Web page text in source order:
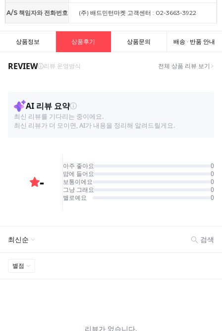
A/S 책임자와 전화번호 (주) 배드민턴마켓 고객센터 : 02-3663-3922
상품정보 상품후기 상품문의 배송 · 반품 안내